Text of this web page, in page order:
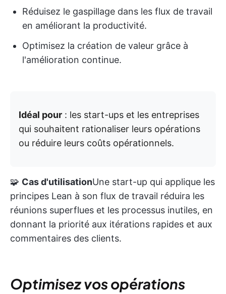
Réduisez le gaspillage dans les flux de travail
en améliorant la productivité.
Optimisez la création de valeur grâce à
l'amélioration continue.
Idéal pour : les start-ups et les entreprises
qui souhaitent rationaliser leurs opérations
ou réduire leurs coûts opérationnels.
🧩 Cas d'utilisationUne start-up qui applique les
principes Lean à son flux de travail réduira les
réunions superflues et les processus inutiles, en
donnant la priorité aux itérations rapides et aux
commentaires des clients.
Optimisez vos opérations